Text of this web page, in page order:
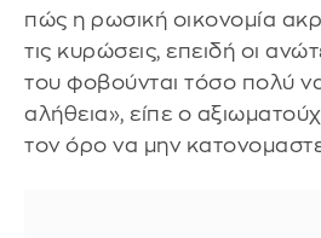
πώς η ρωσική οικονομία
τις κυρώσεις, επειδή οι
του φοβούνται τόσο πολύ
αλήθεια», είπε ο
τον όρο να μην